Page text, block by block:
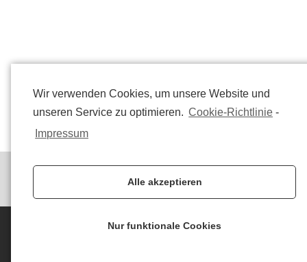
Wir verwenden Cookies, um unsere Website und
unseren Service zu optimieren. Cookie-Richtlinie -
Impressum
Alle akzeptieren
Nur funktionale Cookies
Impressum
Datenschutzerklärung